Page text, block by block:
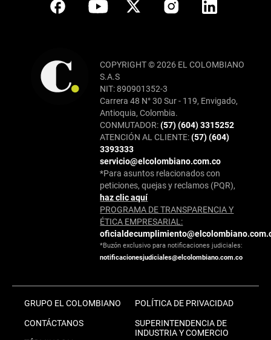
COPYRIGHT © 2026 EL COLOMBIANO
S.A.S
NIT: 890901352-3
Carrera 48 N° 30 Sur - 119, Envigado,
Antioquia, Colombia.
CONMUTADOR:(57) (604) 3315252
ATENCIÓN AL CLIENTE:(57) (604)
3393333
servicio@elcolombiano.com.co
*Para asuntos relacionados con
peticiones, quejas y reclamos (PQR),
haz clic aquí
PROGRAMA DE TRANSPARENCIA Y
ÉTICA EMPRESARIAL:
*Buzón exclusivo para notificaciones judiciales:
notificacionesjudiciales@elcolombiano.com.co
GRUPO EL COLOMBIANO
CONTÁCTANOS
POLÍTICA DE PRIVACIDAD
SUPERINTENDENCIA DE
INDUSTRIA Y COMERCIO